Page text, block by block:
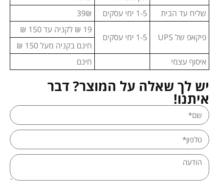
שליח עד הבית
1-5 ימי עסקים 39₪
פיקאפ של UPS 1-5 ימי עסקים
19 ₪ לקניה עד 150 ₪
חינם בקניה מעל 150 ₪
איסוף עצמי
חינם
יש לך שאלה על המוצר? דבר
איתנו!